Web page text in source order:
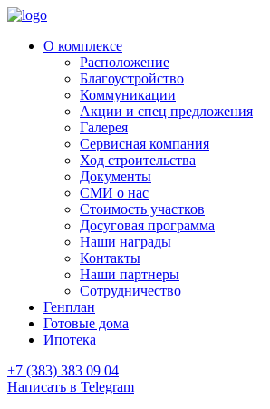
О комплексе
Расположение
Благоустройство
Коммуникации
Акции и спец предложения
Галерея
Сервисная компания
Ход строительства
Документы
СМИ о нас
Стоимость участков
Досуговая программа
Наши награды
Контакты
Наши партнеры
Сотрудничество
Генплан
Готовые дома
Ипотека
+7 (383) 383 09 04
Написать в Telegram